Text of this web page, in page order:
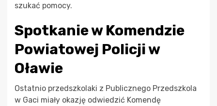
szukać pomocy.
Spotkanie w Komendzie
Powiatowej Policji w
Oławie
Ostatnio przedszkolaki z Publicznego Przedszkola
w Gaci miały okazję odwiedzić Komendę